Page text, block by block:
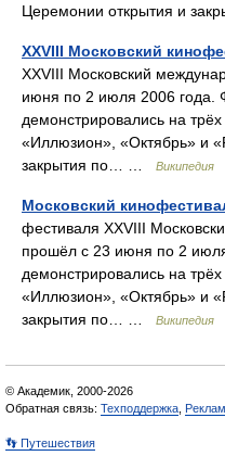
Церемонии открытия и
XXVIII Московский
XXVIII Московский
июня по 2 июля 2006 года.
демонстрировались на
«Иллюзион», «Октябрь» и
закрытия по… …
Википедия
Московский
фестиваля XXVIII
прошёл с 23 июня по 2
демонстрировались на
«Иллюзион», «Октябрь» и
закрытия по… …
Википедия
© Академик, 2000-2026
Обратная связь: Техподдержка
👣 Путешествия